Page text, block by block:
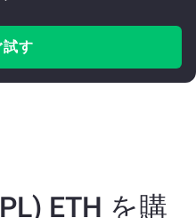
試す
ETH を購